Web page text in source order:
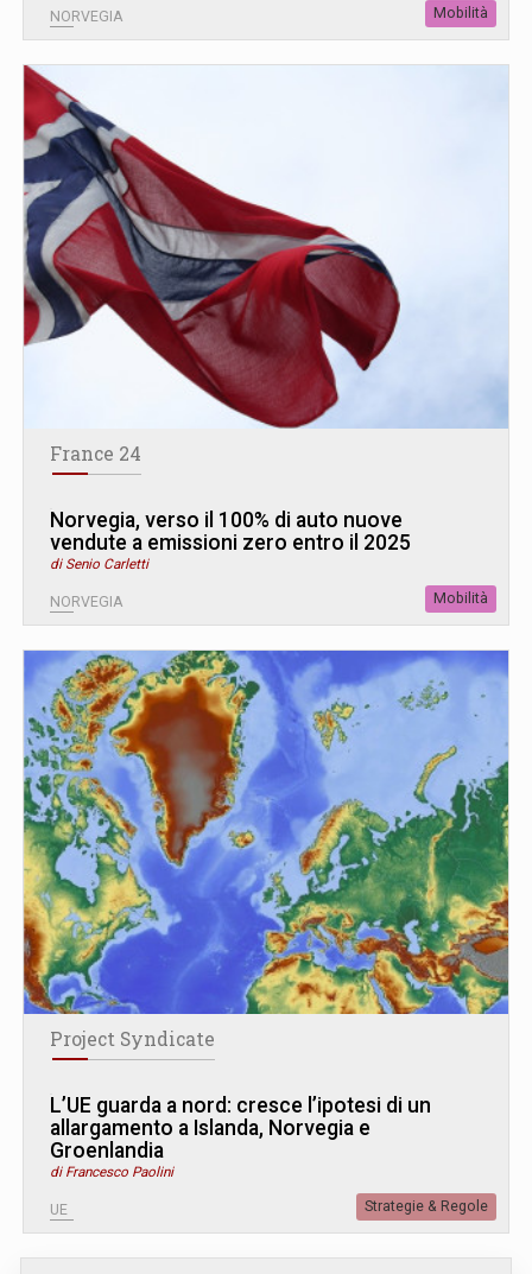
NORVEGIA Mobilità
France 24
Norvegia, verso il 100% di auto nuove
vendute a emissioni zero entro il 2025
di Senio Carletti
NORVEGIA Mobilità
Project Syndicate
L’UE guarda a nord: cresce l’ipotesi di un
allargamento a Islanda, Norvegia e
Groenlandia
di Francesco Paolini
UE Strategie & Regole